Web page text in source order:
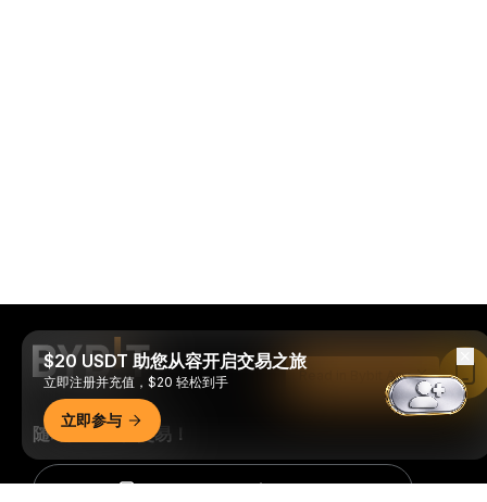
随时随地进行交易！
Download Bybit App
$20 USDT 助您从容开启交易之旅
立即注册并充值，$20 轻松到手
立即参与
Read in Bybit App